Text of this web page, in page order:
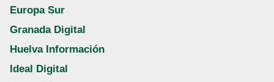
Europa Sur
Granada Digital
Huelva Información
Ideal Digital